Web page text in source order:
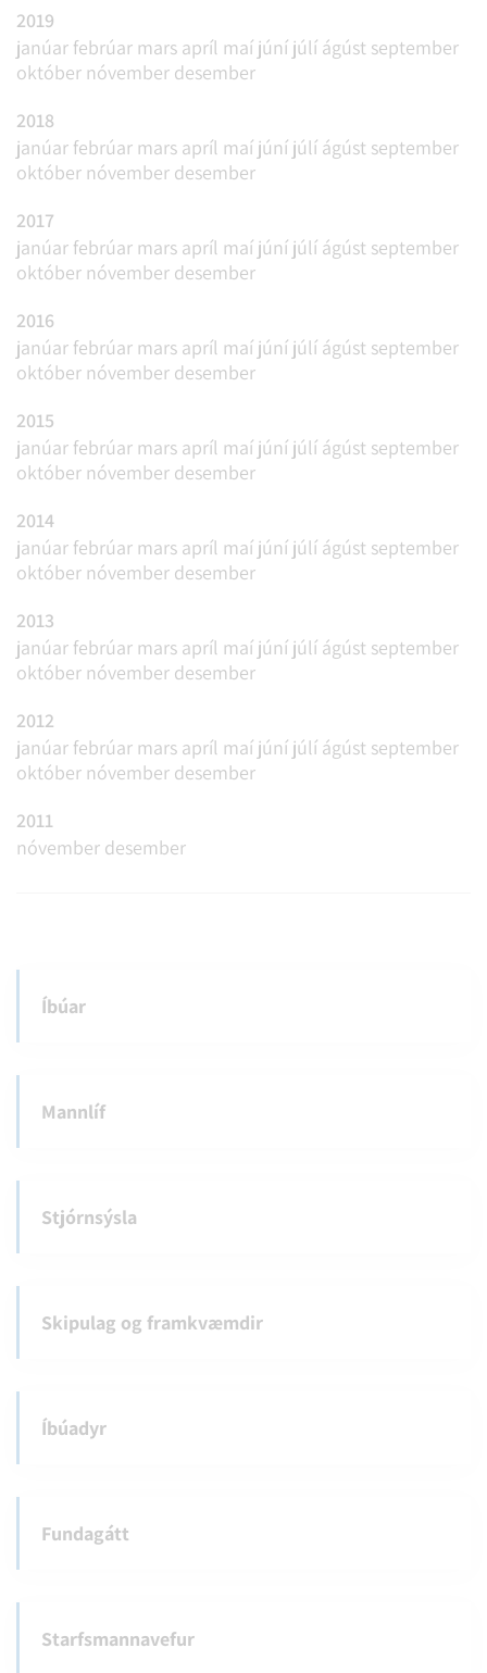
2019
janúar febrúar mars apríl maí júní júlí ágúst september
október nóvember desember
2018
janúar febrúar mars apríl maí júní júlí ágúst september
október nóvember desember
2017
janúar febrúar mars apríl maí júní júlí ágúst september
október nóvember desember
2016
janúar febrúar mars apríl maí júní júlí ágúst september
október nóvember desember
2015
janúar febrúar mars apríl maí júní júlí ágúst september
október nóvember desember
2014
janúar febrúar mars apríl maí júní júlí ágúst september
október nóvember desember
2013
janúar febrúar mars apríl maí júní júlí ágúst september
október nóvember desember
2012
janúar febrúar mars apríl maí júní júlí ágúst september
október nóvember desember
2011
nóvember desember
Íbúar
Mannlíf
Stjórnsýsla
Skipulag og framkvæmdir
Íbúadyr
Fundagátt
Starfsmannavefur